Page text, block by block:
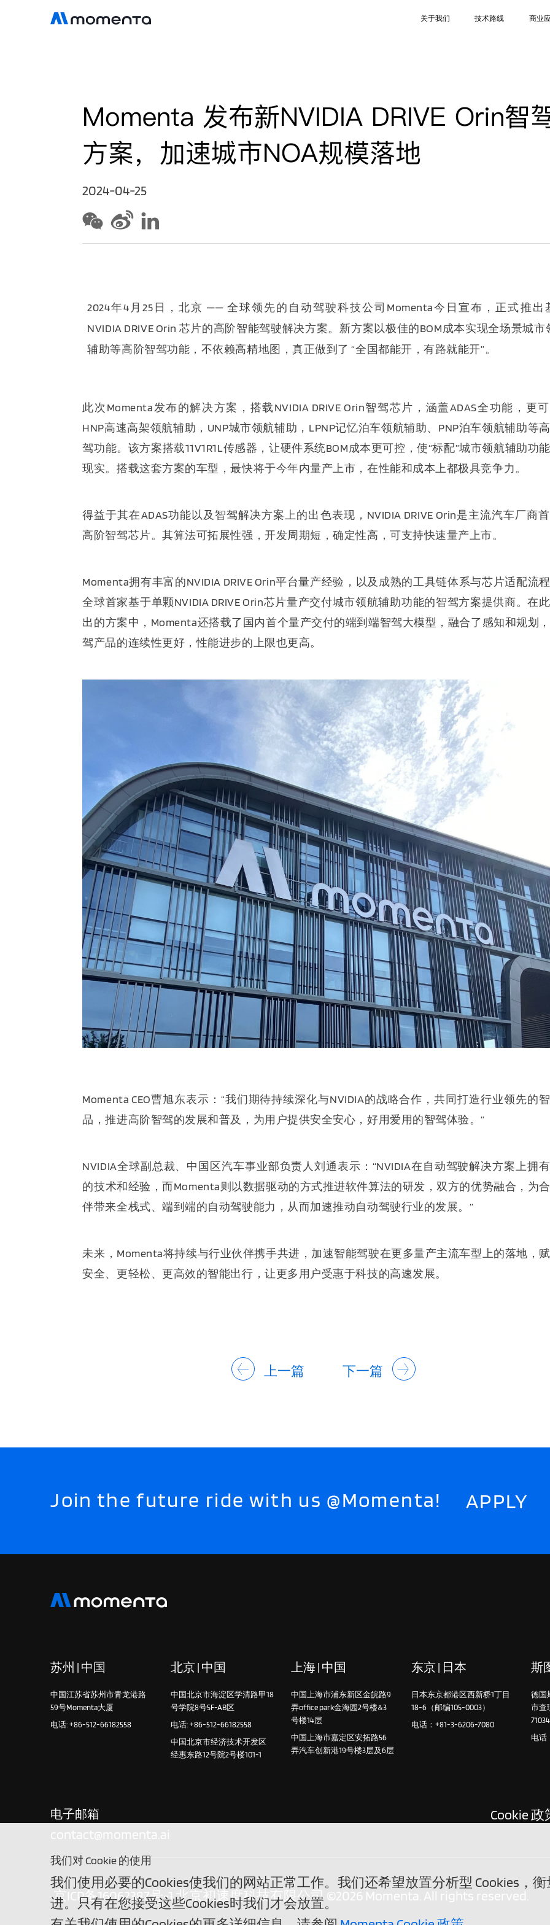
关于我们 技术路线 商业
我们对 Cookie 的使用
我们使用必要的Cookies使我们的网站正常工作。我们还希望放置分析型 Cookies，
进。只有在您接受这些Cookies时我们才会放置。
Momenta 发布新NVIDIA DRIVE Orin智
方案，加速城市NOA规模落地
2024-04-25
2024年4 月25 日，北京 —— 全球领先的自动驾驶科技公司 Momenta今日宣布，正式推出
NVIDIA DRIVE Orin 芯片的高阶智能驾驶解决方案。新方案以极佳的BOM成本实现全场景城市
辅助等高阶智驾功能，不依赖高精地图，真正做到了 “全国都能开，有路就能开”。
此次Momenta发布的解决方案，搭载NVIDIA DRIVE Orin智驾芯片，涵盖ADAS全功能，更
HNP高速高架领航辅助，UNP城市领航辅助，LPNP记忆泊车领航辅助、PNP泊车领航辅助等
驾功能。该方案搭载11V1R1L传感器，让硬件系统BOM成本更可控，使“标配”城市领航辅助功
现实。搭载这套方案的车型，最快将于今年内量产上市，在性能和成本上都极具竞争力。
得益于其在ADAS功能以及智驾解决方案上的出色表现，NVIDIA DRIVE Orin是主流汽车厂商
高阶智驾芯片。其算法可拓展性强，开发周期短，确定性高，可支持快速量产上市。
Momenta拥有丰富的NVIDIA DRIVE Orin平台量产经验，以及成熟的工具链体系与芯片适配流
全球首家基于单颗NVIDIA DRIVE Orin芯片量产交付城市领航辅助功能的智驾方案提供商。在
出的方案中，Momenta还搭载了国内首个量产交付的端到端智驾大模型，融合了感知和规划
驾产品的连续性更好，性能进步的上限也更高。
Momenta CEO曹旭东表示：“我们期待持续深化与NVIDIA的战略合作，共同打造行业领先的
品，推进高阶智驾的发展和普及，为用户提供安全安心，好用爱用的智驾体验。”
NVIDIA全球副总裁、中国区汽车事业部负责人刘通表示：“NVIDIA在自动驾驶解决方案上拥
的技术和经验，而Momenta则以数据驱动的方式推进软件算法的研发，双方的优势融合，为
伴带来全栈式、端到端的自动驾驶能力，从而加速推动自动驾驶行业的发展。”
未来，Momenta将持续与行业伙伴携手共进，加速智能驾驶在更多量产主流车型上的落地，
安全、更轻松、更高效的智能出行，让更多用户受惠于科技的高速发展。
上一篇 下一篇
Join the future ride with us @Momenta! APPLY
苏州 | 中国
中国江苏省苏州市青龙港路
59号Momenta大厦
电话: +86-512-66182558
北京 | 中国
中国北京市海淀区学清路甲18
号学院8号5F-AB区
电话: +86-512-66182558
中国北京市经济技术开发区
经惠东路12号院2号楼101-1
上海 | 中国
中国上海市浦东新区金皖路9
弄office park金海园2号楼&3
号楼14层
中国上海市嘉定区安拓路56
弄汽车创新港19号楼3层及6层
东京 | 日本
日本东京都港区西新桥1丁目
18-6（邮编105-0003）
电话：+81-3-6206-7080
斯
德国
市查
电话
电子邮箱
contact@momenta.ai
Cookie 政
京ICP备16062387号-1北京初速度科技有限公司 ©2026 Momenta. All rights reserved.